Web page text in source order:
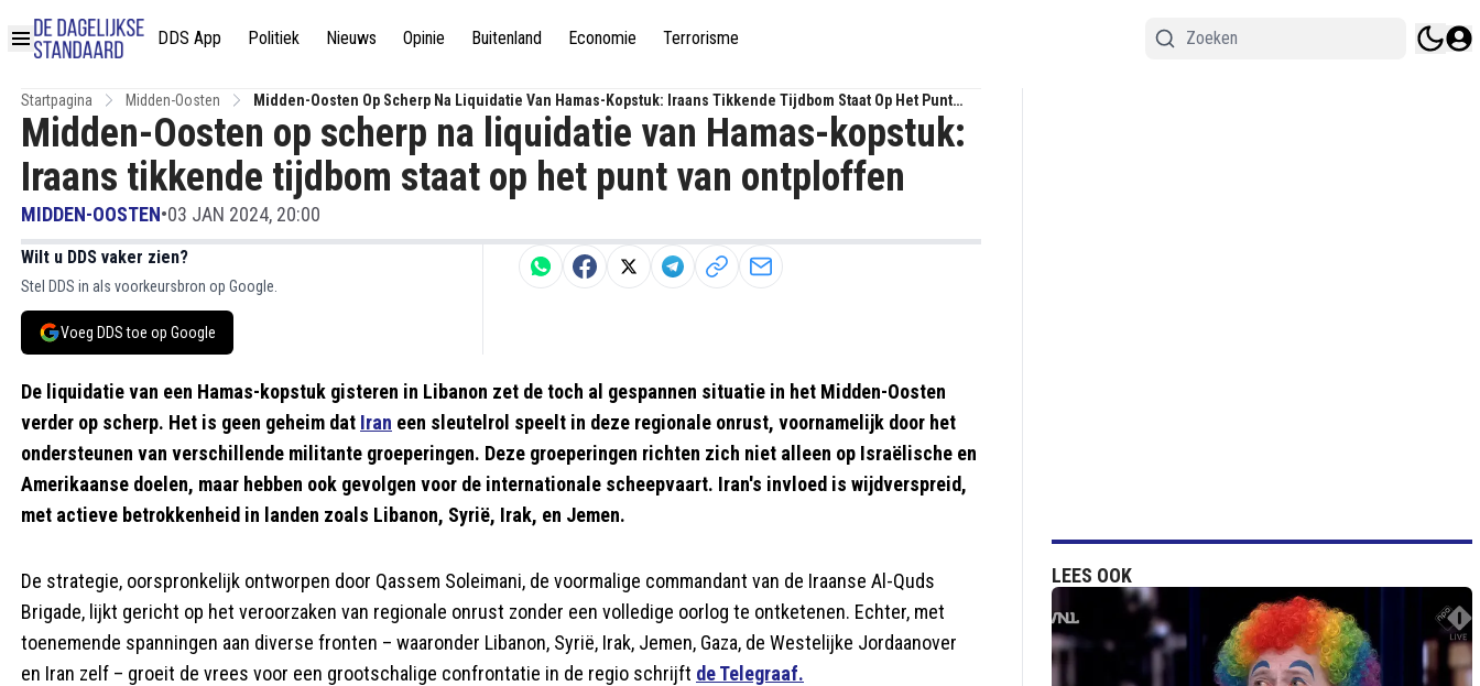
DDS App Politiek Nieuws Opinie Buitenland Economie Terrorisme
Startpagina Midden-Oosten
Midden-Oosten Op Scherp Na Liquidatie Van Hamas-Kopstuk: Iraans Tikkende Tijdbom Staat Op Het Punt
Van Ontploffen
Midden-Oosten op scherp na liquidatie van Hamas-kopstuk:
Iraans tikkende tijdbom staat op het punt van ontploffen
MIDDEN-OOSTEN•03 JAN 2024, 20:00
Wilt u DDS vaker zien?
Stel DDS in als voorkeursbron op Google.
Voeg DDS toe op Google
De liquidatie van een Hamas-kopstuk gisteren in Libanon zet de toch al gespannen situatie in het Midden-Oosten
verder op scherp. Het is geen geheim dat Iran een sleutelrol speelt in deze regionale onrust, voornamelijk door het
ondersteunen van verschillende militante groeperingen. Deze groeperingen richten zich niet alleen op Israëlische en
Amerikaanse doelen, maar hebben ook gevolgen voor de internationale scheepvaart. Iran's invloed is wijdverspreid,
met actieve betrokkenheid in landen zoals Libanon, Syrië, Irak, en Jemen.
De strategie, oorspronkelijk ontworpen door Qassem Soleimani, de voormalige commandant van de Iraanse Al-Quds
Brigade, lijkt gericht op het veroorzaken van regionale onrust zonder een volledige oorlog te ontketenen. Echter, met
toenemende spanningen aan diverse fronten – waaronder Libanon, Syrië, Irak, Jemen, Gaza, de Westelijke Jordaanover
en Iran zelf – groeit de vrees voor een grootschalige confrontatie in de regio schrijft de Telegraaf.
LEES OOK